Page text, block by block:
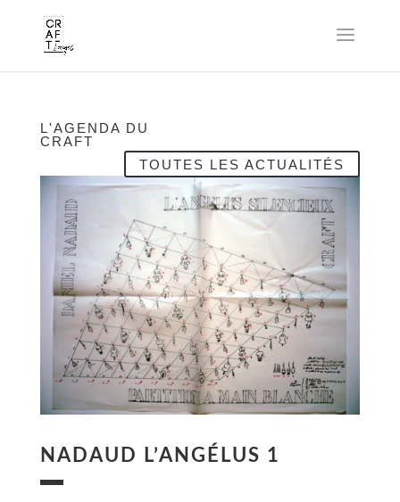
L'AGENDA DU
CRAFT
TOUTES LES ACTUALITÉS
NADAUD L’ANGÉLUS 1